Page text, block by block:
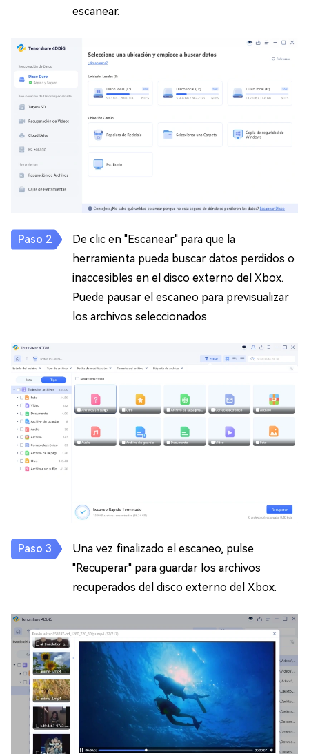
escanear.
De clic en "Escanear" para que la
herramienta pueda buscar datos perdidos o
inaccesibles en el disco externo del Xbox.
Puede pausar el escaneo para previsualizar
los archivos seleccionados.
Una vez finalizado el escaneo, pulse
"Recuperar" para guardar los archivos
recuperados del disco externo del Xbox.